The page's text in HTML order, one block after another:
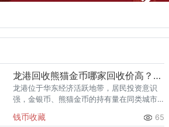
龙港回收熊猫金币哪家回收价高？本地榜单
龙港位于华东经济活跃地带，居民投资意识
强，金银币、熊猫金币的持有量在同类城市
熊猫金币的需求就明显升温，但鱼龙混杂的
钱币收藏 65